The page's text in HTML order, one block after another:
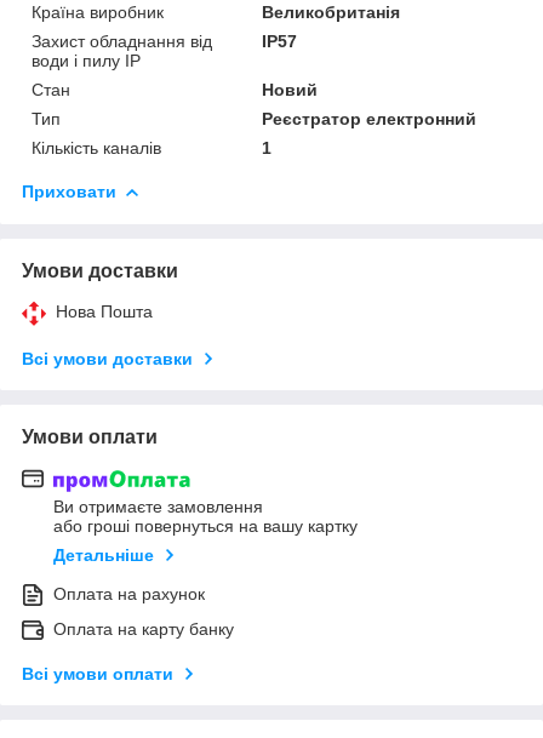
Країна виробник
Великобританія
Захист обладнання від
води і пилу IP
IP57
Стан
Новий
Тип
Реєстратор електронний
Кількість каналів
1
Приховати
Умови доставки
Нова Пошта
Всі умови доставки
Умови оплати
Ви отримаєте замовлення
або гроші повернуться на вашу картку
Детальніше
Оплата на рахунок
Оплата на карту банку
Всі умови оплати